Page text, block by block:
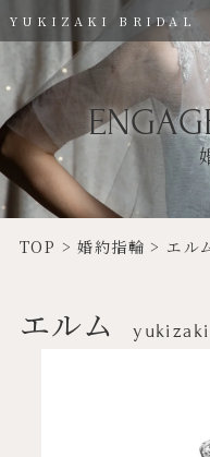
YUKIZAKI BRIDAL
TOP >婚約指輪 >エル
エルム